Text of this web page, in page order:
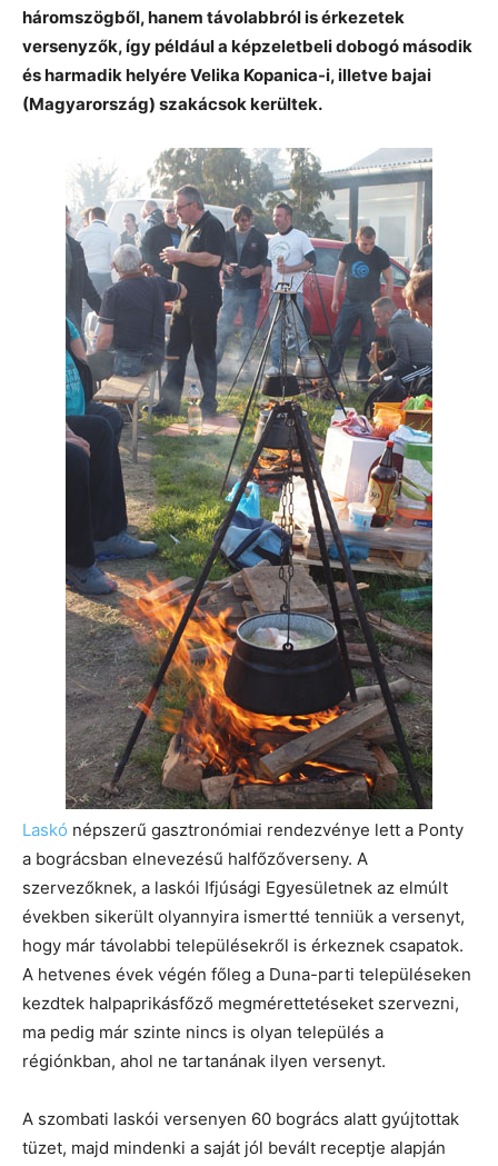
háromszögből, hanem távolabbról is érkezetek
versenyzők, így például a képzeletbeli dobogó második
és harmadik helyére Velika Kopanica-i, illetve bajai
(Magyarország) szakácsok kerültek.
Laskó népszerű gasztronómiai rendezvénye lett a Ponty
a bográcsban elnevezésű halfőzőverseny. A
szervezőknek, a laskói Ifjúsági Egyesületnek az elmúlt
években sikerült olyannyira ismertté tenniük a versenyt,
hogy már távolabbi településekről is érkeznek csapatok.
A hetvenes évek végén főleg a Duna-parti településeken
kezdtek halpaprikásfőző megmérettetéseket szervezni,
ma pedig már szinte nincs is olyan település a
régiónkban, ahol ne tartanának ilyen versenyt.
A szombati laskói versenyen 60 bogrács alatt gyújtottak
tüzet, majd mindenki a saját jól bevált receptje alapján